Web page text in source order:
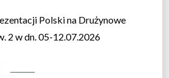
Polski na Drużynowe
2 w dn. 05-12.07.2026